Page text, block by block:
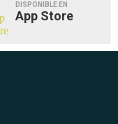
DISPONIBLE EN
App Store